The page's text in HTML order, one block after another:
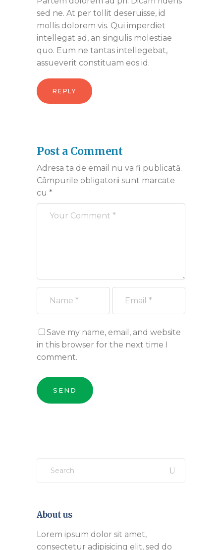
sed ne. At per tollit deseruisse, id
mollis dolorem vis. Qui imperdiet
intellegat ad, an singulis molestiae
quo. Eum ne tantas intellegebat,
assueverit constituam eos id.
REPLY
Post a Comment
Adresa ta de email nu va fi publicată.
Câmpurile obligatorii sunt marcate
cu *
Save my name, email, and website
in this browser for the next time I
comment.
for:
About us
Lorem ipsum dolor sit amet,
consectetur adipisicing elit, sed do